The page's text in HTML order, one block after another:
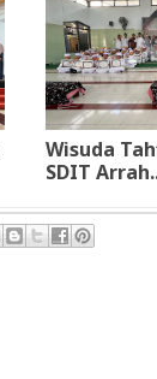
Wisuda
SDIT